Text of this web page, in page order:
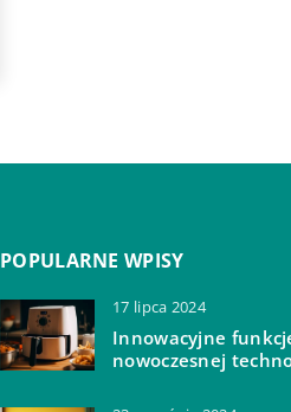
POPULARNE WPISY
17 lipca 2024
Innowacyjne
nowoczesnej